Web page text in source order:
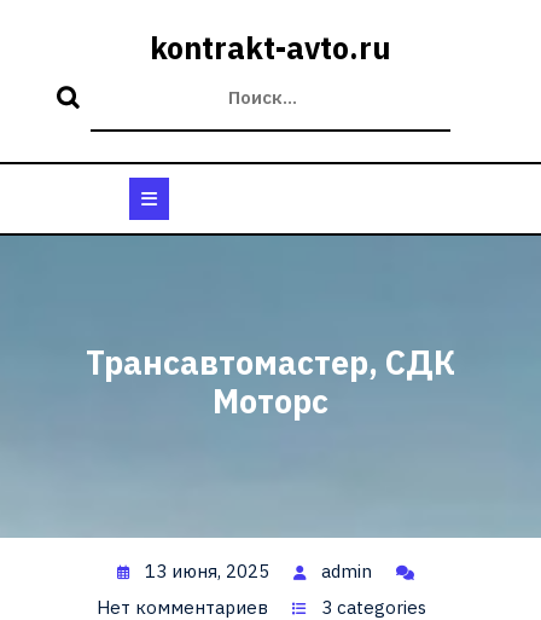
kontrakt-avto.ru
Трансавтомастер, СДК
Моторс
13 июня, 2025
admin
Нет комментариев
3 categories